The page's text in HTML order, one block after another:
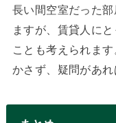
長い間空室だった
ますが、賃貸人に
ことも考えられま
かさず、疑問があれ